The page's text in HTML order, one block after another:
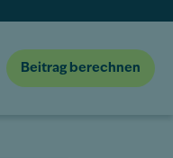
Beitrag berechnen